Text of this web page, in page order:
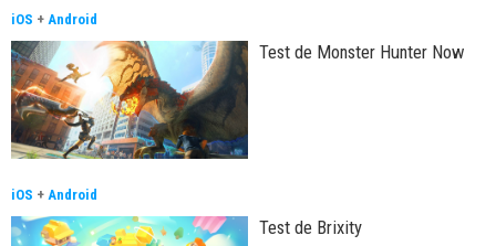
iOS + Android
Test de Monster Hunter Now
iOS + Android
Test de Brixity